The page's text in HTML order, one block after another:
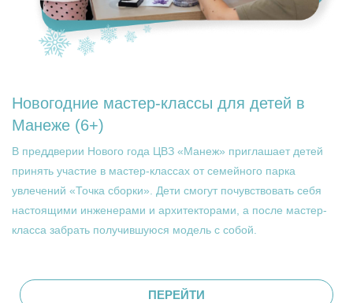
Новогодние мастер-классы для детей в
Манеже (6+)
В преддверии Нового года ЦВЗ «Манеж» приглашает детей
принять участие в мастер-классах от семейного парка
увлечений «Точка сборки». Дети смогут почувствовать себя
настоящими инженерами и архитекторами, а после мастер-
класса забрать получившуюся модель с собой.
ПЕРЕЙТИ